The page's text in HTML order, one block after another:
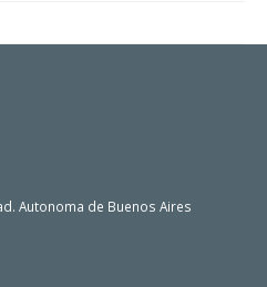
Autonoma de Buenos Aires